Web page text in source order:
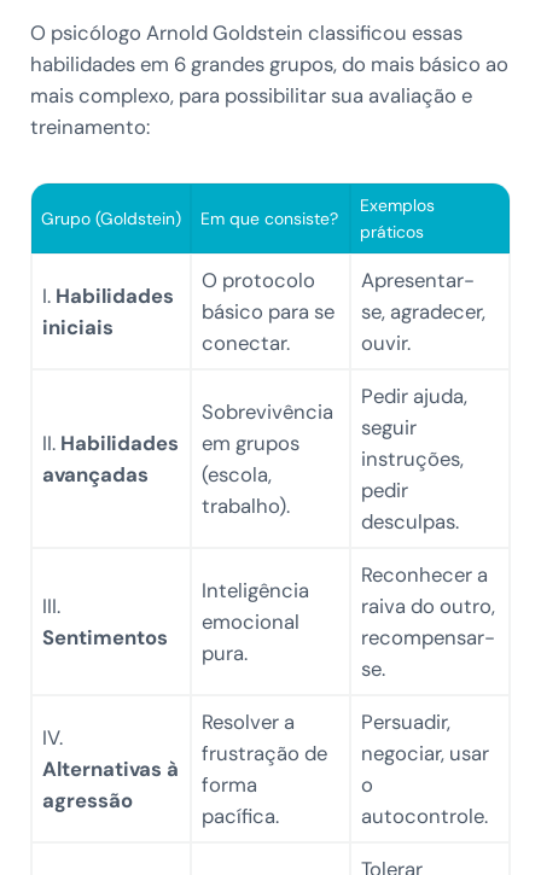
O psicólogo Arnold Goldstein classificou essas
habilidades em 6 grandes grupos, do mais básico ao
mais complexo, para possibilitar sua avaliação e
treinamento:
Grupo (Goldstein) Em que consiste?
Exemplos
práticos
I. Habilidades
iniciais
O protocolo
básico para se
conectar.
Apresentar-
se, agradecer,
ouvir.
II. Habilidades
avançadas
Sobrevivência
em grupos
(escola,
trabalho).
Pedir ajuda,
seguir
instruções,
pedir
desculpas.
III.
Sentimentos
Inteligência
emocional
pura.
Reconhecer a
raiva do outro,
recompensar-
se.
IV.
Alternativas à
agressão
Resolver a
frustração de
forma
pacífica.
Persuadir,
negociar, usar
o
autocontrole.
Tolerar